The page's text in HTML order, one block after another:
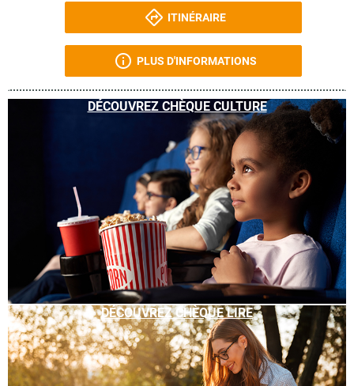
ITINÉRAIRE
PLUS D'INFORMATIONS
DÉCOUVREZ CHÈQUE CULTURE
DÉCOUVREZ CHÈQUE LIRE